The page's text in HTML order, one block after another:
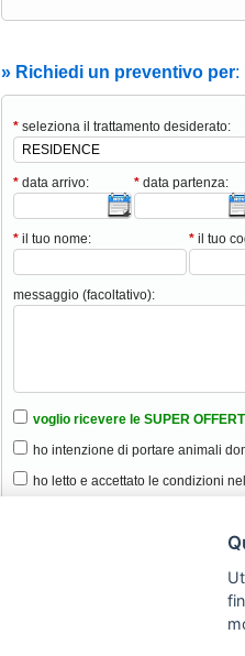
» Richiedi un preventivo per:
*seleziona il trattamento desiderato:
*data arrivo: *data partenza:
*il tuo nome: *il tuo
messaggio (facoltativo):
voglio ricevere le SUPER
ho intenzione di portare animali
ho letto e accettato le condizioni